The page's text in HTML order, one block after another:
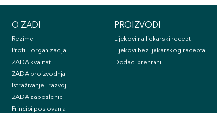
O ZADI
Rezime
Profil i organizacija
ZADA kvalitet
ZADA proizvodnja
Istraživanje i razvoj
ZADA zaposlenici
Principi poslovanja
PROIZVODI
Lijekovi na ljekarski recept
Lijekovi bez ljekarskog recepta
Dodaci prehrani